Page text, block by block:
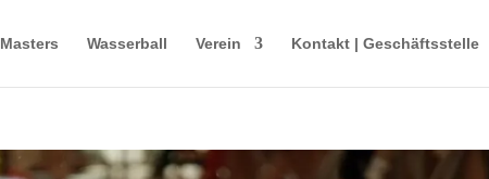
Masters Wasserball Verein Kontakt | Geschäftsstelle